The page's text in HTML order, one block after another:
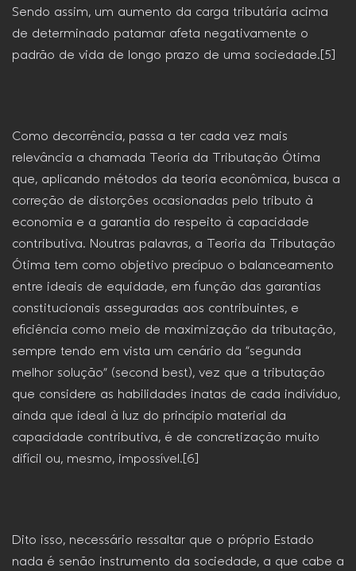
Sendo assim, um aumento da carga tributária acima
de determinado patamar afeta negativamente o
padrão de vida de longo prazo de uma sociedade.[5]
Como decorrência, passa a ter cada vez mais
relevância a chamada Teoria da Tributação Ótima
que, aplicando métodos da teoria econômica, busca a
correção de distorções ocasionadas pelo tributo à
economia e a garantia do respeito à capacidade
contributiva. Noutras palavras, a Teoria da Tributação
Ótima tem como objetivo precípuo o balanceamento
entre ideais de equidade, em função das garantias
constitucionais asseguradas aos contribuintes, e
eficiência como meio de maximização da tributação,
sempre tendo em vista um cenário da “segunda
melhor solução” (second best), vez que a tributação
que considere as habilidades inatas de cada indivíduo,
ainda que ideal à luz do princípio material da
capacidade contributiva, é de concretização muito
difícil ou, mesmo, impossível.[6]
Dito isso, necessário ressaltar que o próprio Estado
nada é senão instrumento da sociedade, a que cabe a